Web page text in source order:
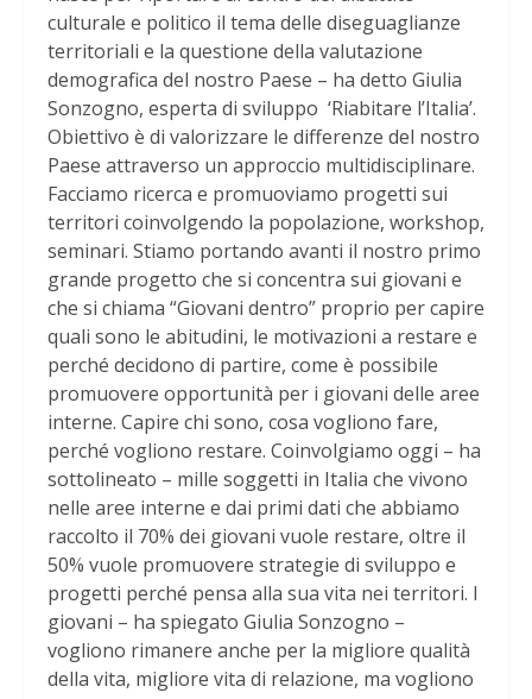
culturale e politico il tema delle diseguaglianze
territoriali e la questione della valutazione
demografica del nostro Paese – ha detto Giulia
Sonzogno, esperta di sviluppo ‘Riabitare l’Italia’.
Obiettivo è di valorizzare le differenze del nostro
Paese attraverso un approccio multidisciplinare.
Facciamo ricerca e promuoviamo progetti sui
territori coinvolgendo la popolazione, workshop,
seminari. Stiamo portando avanti il nostro primo
grande progetto che si concentra sui giovani e
che si chiama “Giovani dentro” proprio per capire
quali sono le abitudini, le motivazioni a restare e
perché decidono di partire, come è possibile
promuovere opportunità per i giovani delle aree
interne. Capire chi sono, cosa vogliono fare,
perché vogliono restare. Coinvolgiamo oggi – ha
sottolineato – mille soggetti in Italia che vivono
nelle aree interne e dai primi dati che abbiamo
raccolto il 70% dei giovani vuole restare, oltre il
50% vuole promuovere strategie di sviluppo e
progetti perché pensa alla sua vita nei territori. I
giovani – ha spiegato Giulia Sonzogno –
vogliono rimanere anche per la migliore qualità
della vita, migliore vita di relazione, ma vogliono